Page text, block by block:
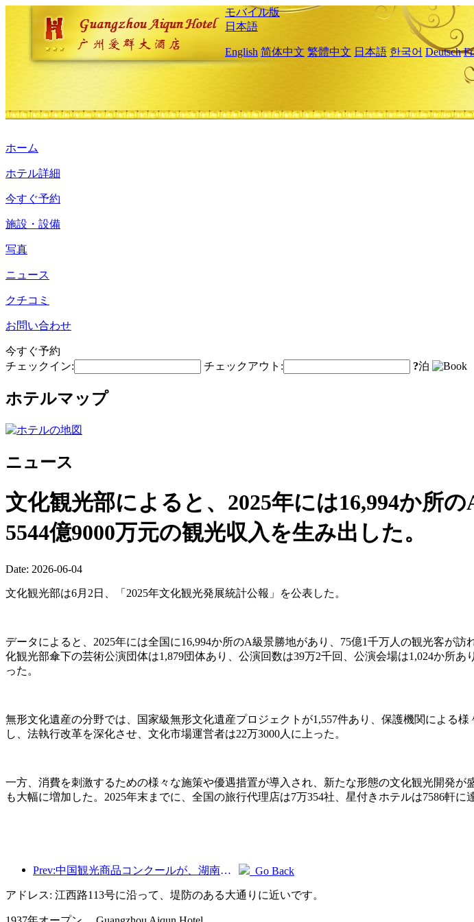
モバイル版
日本語
English 简体中文 繁體中文 日本語 한국어 Deutsch
ホーム
ホテル詳細
今すぐ予約
施設・設備
写真
ニュース
クチコミ
お問い合わせ
今すぐ予約
チェックイン:
チェックアウト: ?泊
ホテルマップ
ニュース
文化観光部によると、2025年には16,994か所
5544億9000万元の観光収入を生み出した。
Date: 2026-06-04
文化観光部は6月2日、「2025年文化観光発展統計公報」を公表した。
データによると、2025年には全国に16,994か所のA級景勝地があり、75億1千万人の観光客が
化観光部傘下の芸術公演団体は1,879団体あり、公演回数は39万2千回、公演会場は1,024か所
った。
無形文化遺産の分野では、国家級無形文化遺産プロジェクトが1,557件あり、保護機関による
し、法執行改革を深化させ、文化市場運営者は22万3000人に上った。
一方、消費を刺激するための様々な施策や優遇措置が導入され、新たな形態の文化観光開発
も大幅に増加した。2025年末までに、全国の旅行代理店は7万354社、星付きホテルは7586軒に
Prev:中国観光商品コンクールが、湖南省湘潭市にて盛況のうちに開催されました。 Go Back
アドレス: 江西路113号に沿って、堤防のある大通りに近いです。